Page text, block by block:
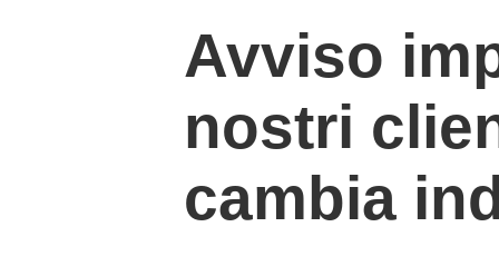
Avviso
nostri
cambia